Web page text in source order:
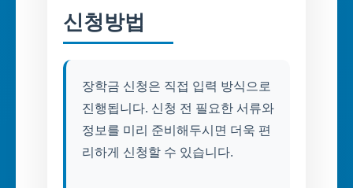
신청방법
장학금 신청은 직접 입력 방식으로
진행됩니다. 신청 전 필요한 서류와
정보를 미리 준비해두시면 더욱 편
리하게 신청할 수 있습니다.